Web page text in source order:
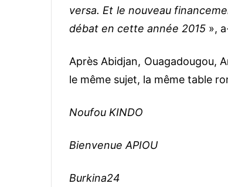
versa. Et le nouveau
débat en cette année 2015 »,
Après Abidjan, Ouagadougou,
le même sujet, la même table
Noufou KINDO
Bienvenue APIOU
Burkina24